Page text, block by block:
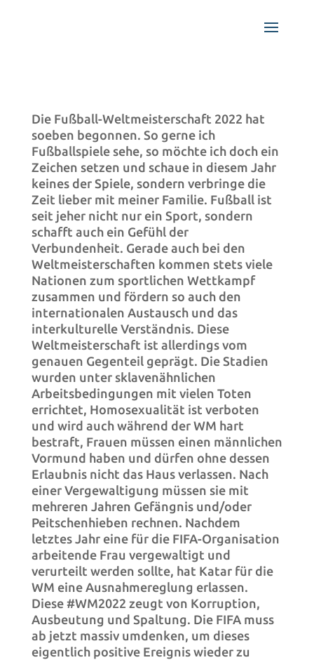
Die Fußball-Weltmeisterschaft 2022 hat
soeben begonnen. So gerne ich
Fußballspiele sehe, so möchte ich doch ein
Zeichen setzen und schaue in diesem Jahr
keines der Spiele, sondern verbringe die
Zeit lieber mit meiner Familie. Fußball ist
seit jeher nicht nur ein Sport, sondern
schafft auch ein Gefühl der
Verbundenheit. Gerade auch bei den
Weltmeisterschaften kommen stets viele
Nationen zum sportlichen Wettkampf
zusammen und fördern so auch den
internationalen Austausch und das
interkulturelle Verständnis. Diese
Weltmeisterschaft ist allerdings vom
genauen Gegenteil geprägt. Die Stadien
wurden unter sklavenähnlichen
Arbeitsbedingungen mit vielen Toten
errichtet, Homosexualität ist verboten
und wird auch während der WM hart
bestraft, Frauen müssen einen männlichen
Vormund haben und dürfen ohne dessen
Erlaubnis nicht das Haus verlassen. Nach
einer Vergewaltigung müssen sie mit
mehreren Jahren Gefängnis und/oder
Peitschenhieben rechnen. Nachdem
letztes Jahr eine für die FIFA-Organisation
arbeitende Frau vergewaltigt und
verurteilt werden sollte, hat Katar für die
WM eine Ausnahmereglung erlassen.
Diese #WM2022 zeugt von Korruption,
Ausbeutung und Spaltung. Die FIFA muss
ab jetzt massiv umdenken, um dieses
eigentlich positive Ereignis wieder zu